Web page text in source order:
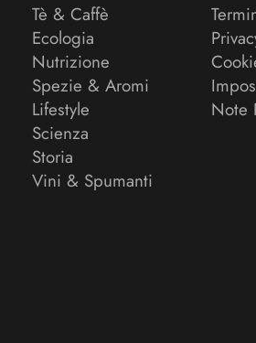
Tè & Caffè
Ecologia
Nutrizione
Spezie & Aromi
Lifestyle
Scienza
Storia
Vini & Spumanti
Note